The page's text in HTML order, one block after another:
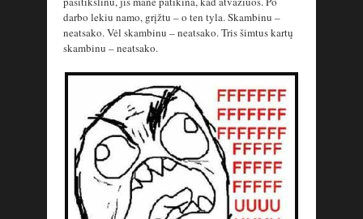
darbo lekiu namo, grįžtu – o ten tyla. Skambinu –
neatsako. Vėl skambinu – neatsako. Tris šimtus kartų
skambinu – neatsako.